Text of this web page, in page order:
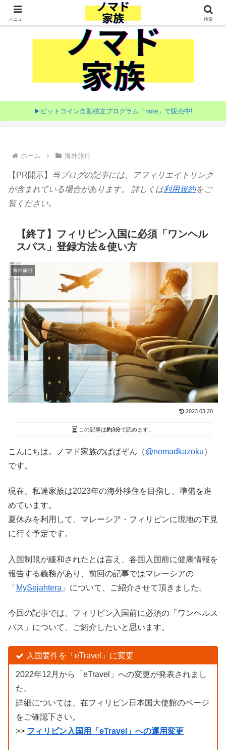
家族で目指す海外移住
▶ビットコイン自動積立プログラム「note」で販売中!
ホーム 海外旅行
【PR開示】
当ブログの記事には、アフィリエイトリンク
が含まれている場合があります。 詳しくは利用規約をご
覧ください。
【終了】フィリピン入国に必須「ワンヘル
スパス」登録方法＆使い方
海外旅行
2023.03.20
この記事は約3分で読めます。
こんにちは。ノマド家族のぱぱぞん（@nomadkazoku）
です。
現在、私達家族は2023年の海外移住を目指し、準備を進
めています。
夏休みを利用して、マレーシア・フィリピンに現地の下見
に行く予定です。
入国制限が緩和されたとは言え、各国入国前に健康情報を
報告する義務があり、前回の記事ではマレーシアの
「 MySejahtera 」について、ご紹介させて頂きました。
今回の記事では、フィリピン入国前に必須の「ワンヘルス
パス」について、ご紹介したいと思います。
入国要件を「eTravel」に変更
2022年12月から「eTravel」への変更が発表されまし
た。
詳細については、在フィリピン日本国大使館のページ
をご確認下さい。
>> フィリピン入国用「eTravel」への運用変更
メニュー 検索